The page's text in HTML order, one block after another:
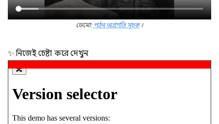
ডেমো: পঠন অগ্রগতি সূচক।
✨ নিজেই চেষ্টা করে দেখুন